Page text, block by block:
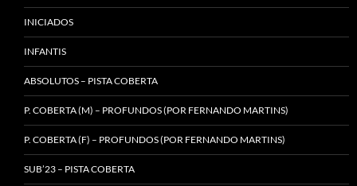
INICIADOS
INFANTIS
ABSOLUTOS – PISTA COBERTA
P. COBERTA (M) – PROFUNDOS (POR FERNANDO MARTINS)
P. COBERTA (F) – PROFUNDOS (POR FERNANDO MARTINS)
SUB’23 – PISTA COBERTA